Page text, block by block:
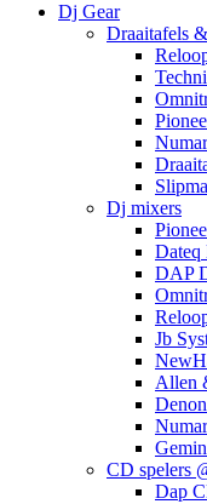
Dj Gear
Draaitafels
Dj mixers
Dateq
DAP
Jb
Allen
CD spelers
Dap